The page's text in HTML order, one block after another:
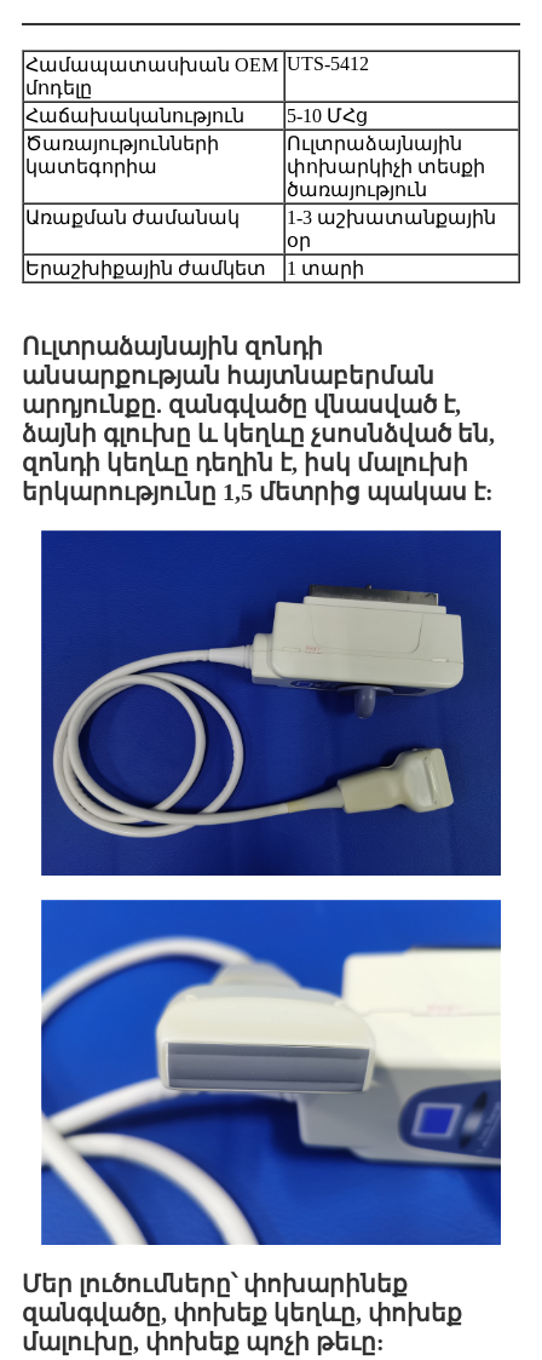
Համապատասխան OEM
մոդելը
UTS-5412
Հաճախականություն
5-10 ՄՀց
Ծառայությունների
կատեգորիա
Ուլտրաձայնային
փոխարկիչի տեսքի
ծառայություն
Առաքման ժամանակ
1-3 աշխատանքային
օր
Երաշխիքային ժամկետ
1 տարի
Ուլտրաձայնային զոնդի
անսարքության հայտնաբերման
արդյունքը. զանգվածը վնասված է,
ձայնի գլուխը և կեղևը չսոսնձված են,
զոնդի կեղևը դեղին է, իսկ մալուխի
երկարությունը 1,5 մետրից պակաս է:
Մեր լուծումները՝ փոխարինեք
զանգվածը, փոխեք կեղևը, փոխեք
մալուխը, փոխեք պոչի թեւը: